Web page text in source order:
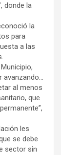
donde la
la
para
a las
avanzando…
al menos
que
les
se debe
sector sin